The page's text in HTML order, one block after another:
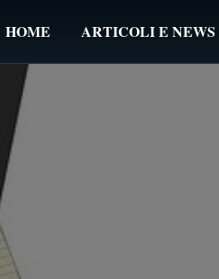
HOME ARTICOLI E NEWS